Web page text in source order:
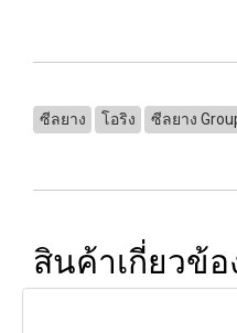
ซีลยาง โอริง ซีลยาง
สินค้าเกี่ยวข้อ